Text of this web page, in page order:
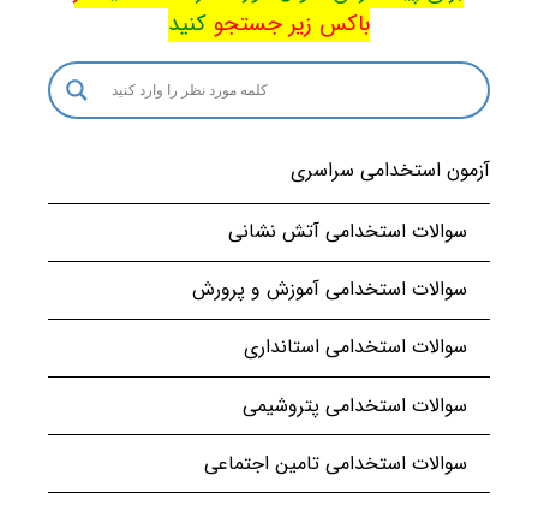
باکس زیر جستجو کنید
آزمون استخدامی سراسری
سوالات استخدامی آتش نشانی
سوالات استخدامی آموزش و پرورش
سوالات استخدامی استانداری
سوالات استخدامی پتروشیمی
سوالات استخدامی تامین اجتماعی